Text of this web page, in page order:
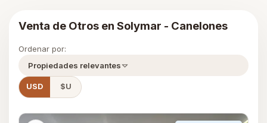
Venta de Otros en Solymar - Canelones
Ordenar por:
Propiedades relevantes
USD $U